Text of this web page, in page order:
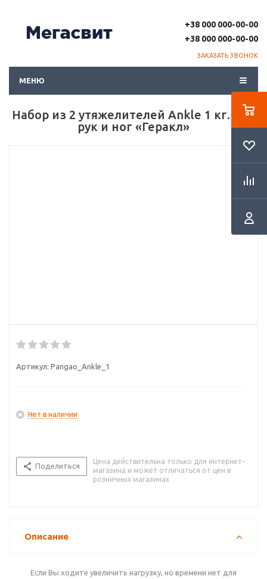
+38 000 000-00-00
+38 000 000-00-00
ЗАКАЗАТЬ ЗВОНОК
МЕНЮ
Набор из 2 утяжелителей Ankle 1 кг. для
рук и ног «Геракл»
Артикул: Pangao_Ankle_1
Нет в наличии
Поделиться
Цена действительна только для интернет-
магазина и может отличаться от цен в
розничных магазинах
Описание
Если Вы ходите увеличить нагрузку, но времени нет для